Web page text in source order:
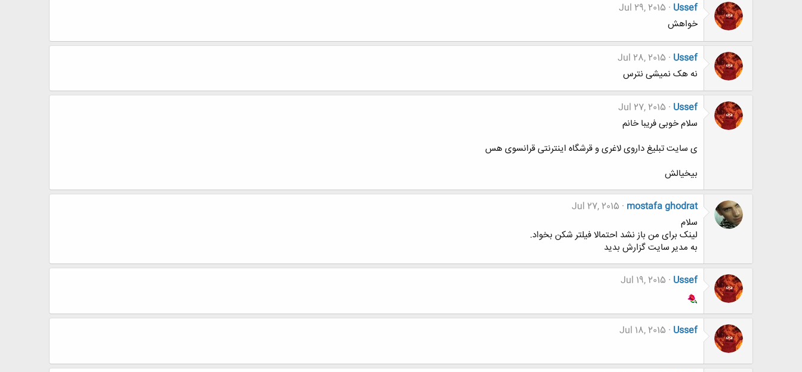
Ussef
Jul 29, 2015
خواهش
Ussef
Jul 28, 2015
نه هک نمیشی نترس
Ussef
Jul 27, 2015
سلام خوبی فریبا خانم
ی سایت تبلیغ داروی لاغری و قرشگاه اینترنتی قرانسوی هس
بیخیالش
mostafa ghodrat
Jul 27, 2015
سلام
لینک برای من باز نشد احتمالا فیلتر شکن بخواد.
به مدیر سایت گزارش بدید
Ussef
Jul 19, 2015
Ussef
Jul 18, 2015